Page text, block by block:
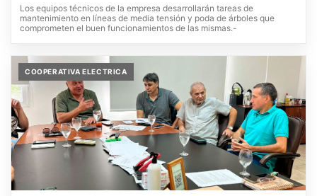
Los equipos técnicos de la empresa desarrollarán tareas de
mantenimiento en líneas de media tensión y poda de árboles que
comprometen el buen funcionamientos de las mismas.-
COOPERATIVA ELECTRICA